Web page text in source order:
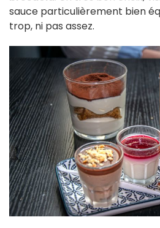
sauce particulièrement bien
trop, ni pas assez.